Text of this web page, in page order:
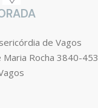
de Vagos
Maria Rocha 3840-453